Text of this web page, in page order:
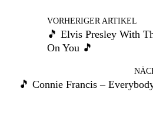
VORHERIGER ARTIKEL
🎵 Elvis Presley With
On You 🎵
🎵 Connie Francis –